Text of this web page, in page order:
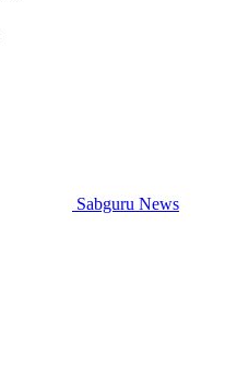
Sabguru News